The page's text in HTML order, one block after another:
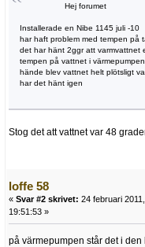
Hej forumet
Installerade en Nibe 1145 juli -10
har haft problem med tempen på
det har hänt 2ggr att varmvattnet
tempen på vattnet i
hände blev vattnet helt plötsligt
har det hänt igen
Stog det att vattnet var 48
loffe 58
« Svar #2 skrivet: 24 februari 2011,
19:51:53 »
på värmepumpen står det i